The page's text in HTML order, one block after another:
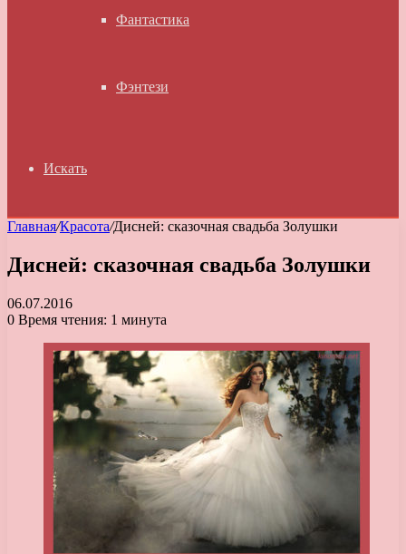
Фантастика
Фэнтези
Искать
Главная/Красота/Дисней: сказочная свадьба Золушки
Дисней: сказочная свадьба Золушки
06.07.2016
0 Время чтения: 1 минута